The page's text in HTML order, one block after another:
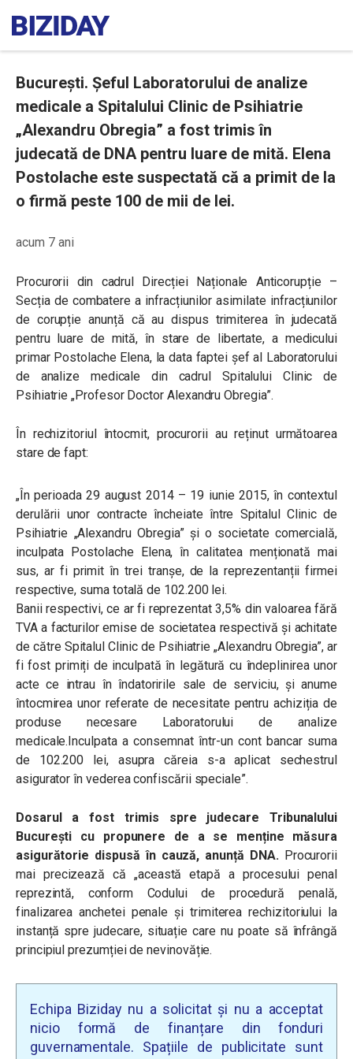
București. Șeful Laboratorului de analize
medicale a Spitalului Clinic de Psihiatrie
„Alexandru Obregia” a fost trimis în
judecată de DNA pentru luare de mită. Elena
Postolache este suspectată că a primit de la
o firmă peste 100 de mii de lei.
acum 7 ani
Procurorii din cadrul Direcției Naționale Anticorupție –
Secția de combatere a infracțiunilor asimilate infracțiunilor
de corupție anunță că au dispus trimiterea în judecată
pentru luare de mită, în stare de libertate, a medicului
primar Postolache Elena, la data faptei șef al Laboratorului
de analize medicale din cadrul Spitalului Clinic de
Psihiatrie „Profesor Doctor Alexandru Obregia”.
În rechizitoriul întocmit, procurorii au reținut următoarea
stare de fapt:
„În perioada 29 august 2014 – 19 iunie 2015, în contextul
derulării unor contracte încheiate între Spitalul Clinic de
Psihiatrie „Alexandru Obregia” și o societate comercială,
inculpata Postolache Elena, în calitatea menționată mai
sus, ar fi primit în trei tranșe, de la reprezentanții firmei
respective, suma totală de 102.200 lei.
Banii respectivi, ce ar fi reprezentat 3,5% din valoarea fără
TVA a facturilor emise de societatea respectivă și achitate
de către Spitalul Clinic de Psihiatrie „Alexandru Obregia”, ar
fi fost primiți de inculpată în legătură cu îndeplinirea unor
acte ce intrau în îndatoririle sale de serviciu, și anume
întocmirea unor referate de necesitate pentru achiziția de
produse necesare Laboratorului de analize
medicale.Inculpata a consemnat într-un cont bancar suma
de 102.200 lei, asupra căreia s-a aplicat sechestrul
asigurator în vederea confiscării speciale”.
Dosarul a fost trimis spre judecare Tribunalului
București cu propunere de a se menține măsura
asigurătorie dispusă în cauză, anunță DNA. Procurorii
mai precizează că „această etapă a procesului penal
reprezintă, conform Codului de procedură penală,
finalizarea anchetei penale și trimiterea rechizitoriului la
instanță spre judecare, situație care nu poate să înfrângă
principiul prezumției de nevinovăție.
Echipa Biziday nu a solicitat și nu a acceptat
nicio formă de finanțare din fonduri
guvernamentale. Spațiile de publicitate sunt